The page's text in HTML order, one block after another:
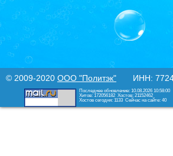
© 2009-2020 ООО "Политэк" ИНН:
Последнее обновление: 10.08.2026 10:58:00
Хитов: 172056182 Хостов: 21152462
Хостов сегодня: 1133 Сейчас на сайте: 40